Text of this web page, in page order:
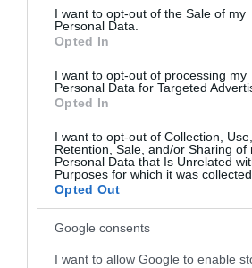
consent section.
I want to opt-out of the Sale of my
Personal Data.
Opted In
I want to opt-out of processing my
Personal Data for Targeted
Opted In
I want to opt-out of Collection, Use,
Retention, Sale, and/or Sharing of
Personal Data that Is Unrelated
Purposes for which it was collected.
Opted Out
Google consents
I want to allow Google to enable